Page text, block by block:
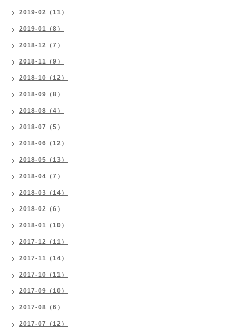
2019-02（11）
2019-01（8）
2018-12（7）
2018-11（9）
2018-10（12）
2018-09（8）
2018-08（4）
2018-07（5）
2018-06（12）
2018-05（13）
2018-04（7）
2018-03（14）
2018-02（6）
2018-01（10）
2017-12（11）
2017-11（14）
2017-10（11）
2017-09（10）
2017-08（6）
2017-07（12）